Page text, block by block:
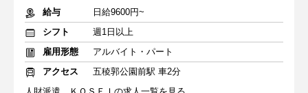
給与
日給9600円~
シフト
週1日以上
雇用形態
アルバイト・パート
アクセス
五稜郭公園前駅 車2分